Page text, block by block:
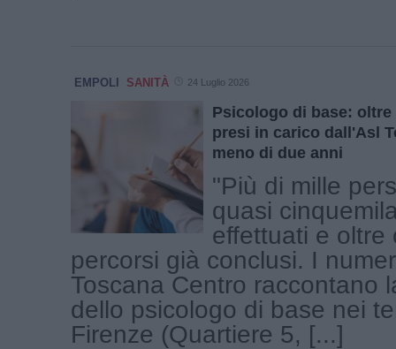
EMPOLI SANITÀ 24 Luglio 2026
Psicologo di base: oltre
presi in carico dall'Asl
meno di due anni
"Più di mille
quasi
effettuati e oltre
percorsi già conclusi. I
Toscana Centro raccontano
dello psicologo di base nei
Firenze (Quartiere 5, [...]